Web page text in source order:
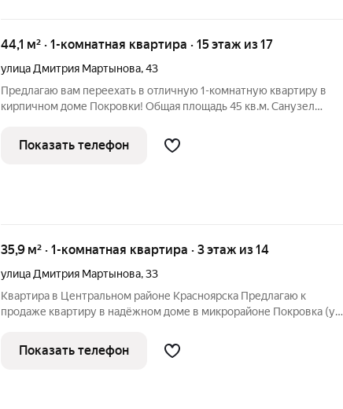
44,1 м² · 1-комнатная квартира · 15 этаж из 17
улица Дмитрия Мартынова,43
Предлагаю вам переехать в отличную 1-комнатную квартиру в
кирпичном доме Покровки! Общая площадь 45 кв.м. Санузел
светлых нейтральных тонах: выровнены стены, пол, потолок.
Установлены новые
Показать телефон
35,9 м² · 1-комнатная квартира · 3 этаж из 14
улица Дмитрия Мартынова,33
Квартира в Центральном районе Красноярска Предлагаю к
продаже квартиру в надёжном доме в микрорайоне Покровка (ул.
объект квартира полностью готова к сделке, документы в
порядке,
Показать телефон